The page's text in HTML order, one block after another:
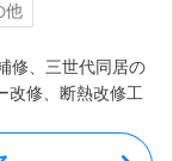
他
修、三世代同居の
改修、断熱改修工